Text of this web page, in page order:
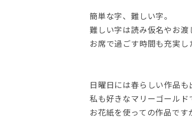
簡単な字、難しい字。
難しい字は読み仮名やお渡
お席で過ごす時間も充実し
日曜日には春らしい作品も
私も好きなマリーゴールド
お花紙を使っての作品で